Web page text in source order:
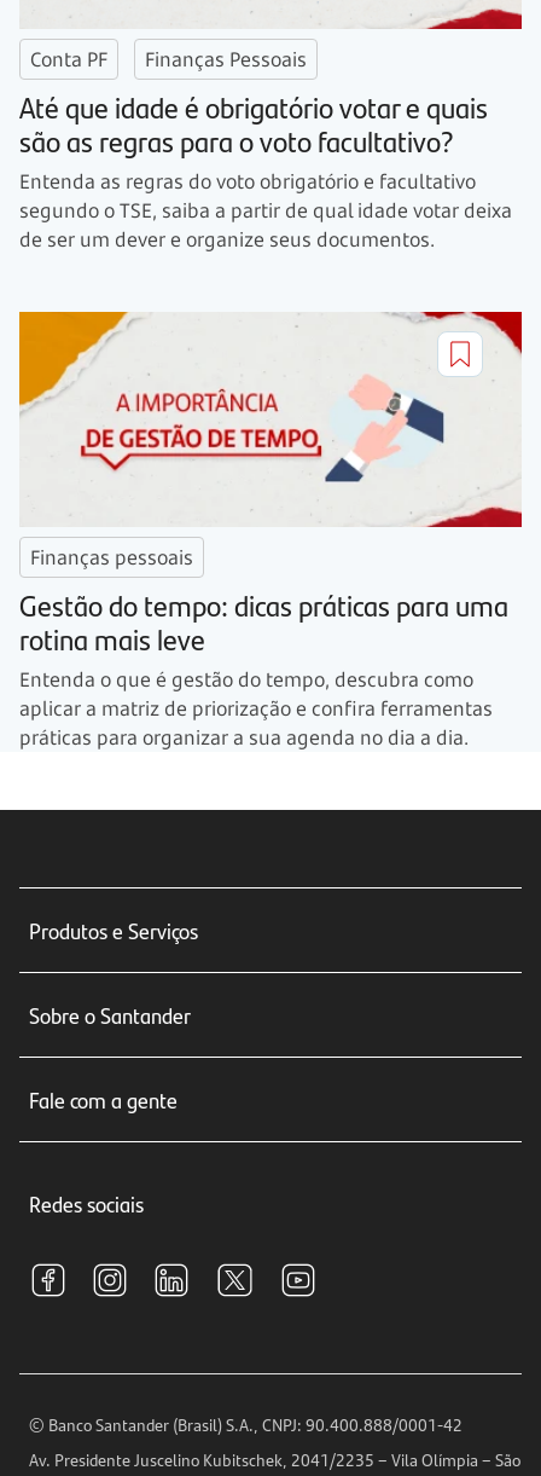
Conta PF Finanças Pessoais
Até que idade é obrigatório votar e quais
são as regras para o voto facultativo?
Entenda as regras do voto obrigatório e facultativo
segundo o TSE, saiba a partir de qual idade votar deixa
de ser um dever e organize seus documentos.
Finanças pessoais
Gestão do tempo: dicas práticas para uma
rotina mais leve
Entenda o que é gestão do tempo, descubra como
aplicar a matriz de priorização e confira ferramentas
práticas para organizar a sua agenda no dia a dia.
Produtos e Serviços
Seguros
Crédito e Financiamentos
Investimentos
Sobre o Santander
Relações com Investidores
Fale com a gente
Central de Renegociação
S.A.C
Encontre nossas agências
Horários de Atendimento
Redes sociais
© Banco Santander (Brasil) S.A., CNPJ: 90.400.888/0001-42
Av. Presidente Juscelino Kubitschek, 2041/2235 – Vila Olímpia – São